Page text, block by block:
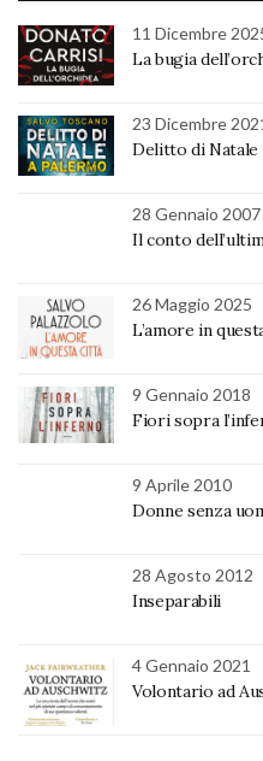
11 Dicembre
La bugia
23 Dicembre
Delitto di Natale
28 Gennaio 2007
Il conto
26 Maggio 2025
L’amore in
9 Gennaio 2018
Fiori sopra
9 Aprile 2010
Donne senza
28 Agosto 2012
Inseparabili
4 Gennaio 2021
Volontario ad